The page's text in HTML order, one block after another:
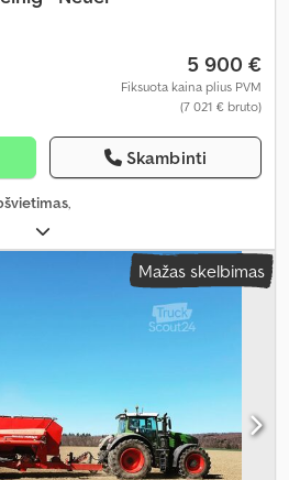
5 900 €
Fiksuota kaina plius PVM
(7 021 € bruto)
Skambinti
,
Mažas skelbimas